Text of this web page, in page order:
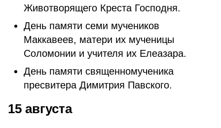
Животворящего Креста Господня.
День памяти семи мучеников
Маккавеев, матери их мученицы
Соломонии и учителя их Елеазара.
День памяти священномученика
пресвитера Димитрия Павского.
15 августа